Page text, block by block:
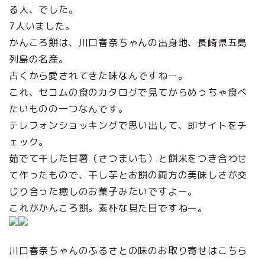
る人、でした。
7人いました。
かんころ餅は、川口春奈ちゃんの出身地、長崎県五島
列島の名産。
古くから愛されてきた味なんですねー。
これ、セコムの食のカタログで見てからめっちゃ食べ
たいものの一つなんです。
テレフォンショッキングで思い出して、即サイトをチ
ェック。
茹でて干した甘薯（さつまいも）と餅米をつき合わせ
て作ったもので、干し芋とお餅の両方の美味しさが交
じり合った癒しのお菓子みたいですよー。
これがかんころ餅。素朴な見た目ですねー。
川口春奈ちゃんのふるさとの味のお取り寄せはこちら